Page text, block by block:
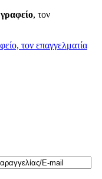
γραφείο, τον